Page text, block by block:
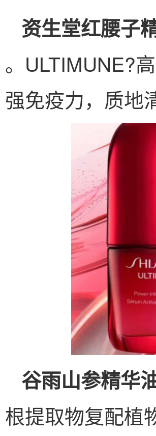
资生堂红腰子
。ULTIMUNE?
强免疫力，质地
谷雨山参精华
根提取物复配植